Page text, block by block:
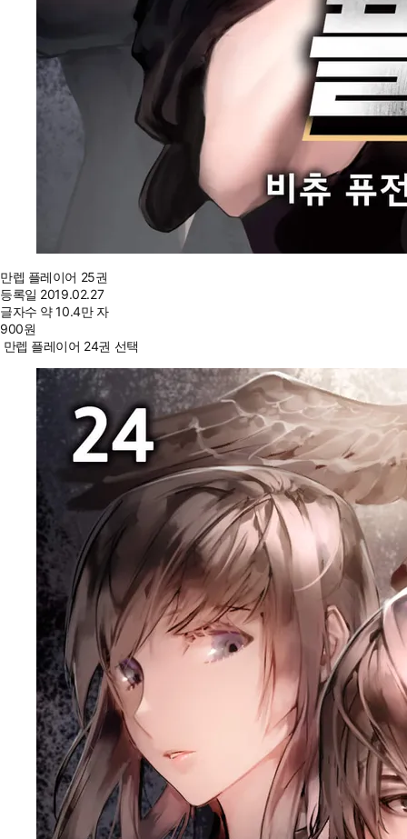
만렙 플레이어 25권
등록일 2019.02.27
글자수 약 10.4만 자
900원
만렙 플레이어 24권 선택